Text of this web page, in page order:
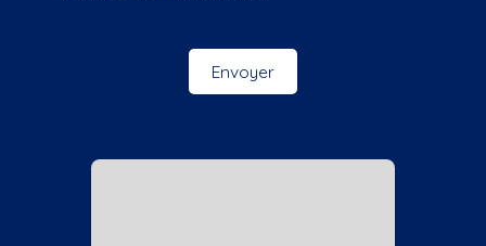
Envoyer